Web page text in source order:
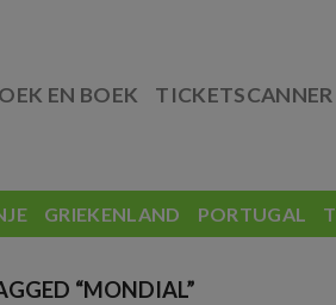
EN BOEK TICKETSCANNER
GRIEKENLAND PORTUGAL
“MONDIAL”